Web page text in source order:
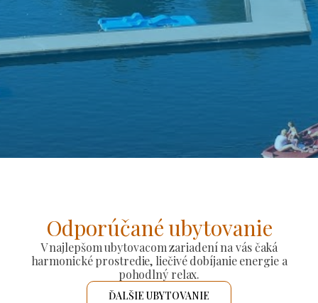
Odporúčané ubytovanie
V najlepšom ubytovacom zariadení na vás čaká
harmonické prostredie, liečivé dobíjanie energie a
pohodlný relax.
ĎALŠIE UBYTOVANIE